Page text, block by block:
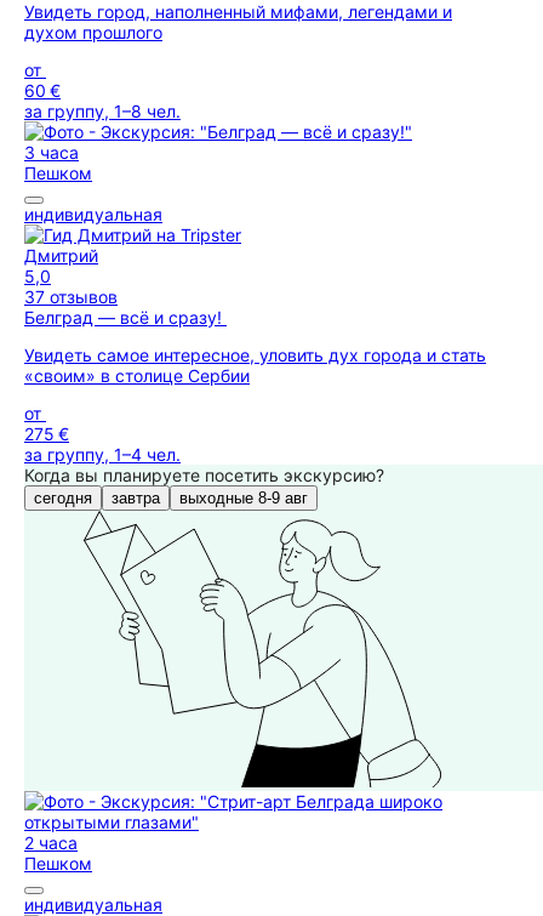
Увидеть город, наполненный мифами, легендами и
духом прошлого
от
60 €
за группу, 1–8 чел.
3 часа
Пешком
индивидуальная
Дмитрий
5,0
37 отзывов
Белград — всё и сразу!
Увидеть самое интересное, уловить дух города и стать
«своим» в столице Сербии
от
275 €
за группу, 1–4 чел.
Когда вы планируете посетить экскурсию?
сегодня завтра выходные 8-9 авг
2 часа
Пешком
индивидуальная